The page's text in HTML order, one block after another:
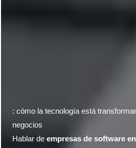
: cómo la tecnología está
negocios
Hablar deempresas de software en